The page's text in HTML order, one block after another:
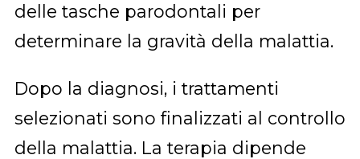
delle tasche parodontali per
determinare la gravità della malattia.
Dopo la diagnosi, i trattamenti
selezionati sono finalizzati al controllo
della malattia. La terapia dipende